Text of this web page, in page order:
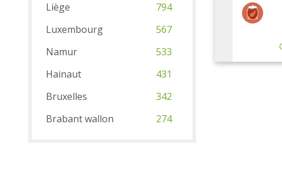
Liège
794
Luxembourg
567
Namur
533
Hainaut
431
Bruxelles
342
Brabant wallon
274